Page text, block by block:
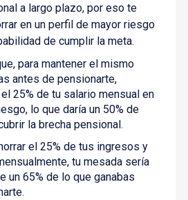
a largo plazo, por eso te
en un perfil de mayor riesgo
de cumplir la meta.
para mantener el mismo
antes de pensionarte,
25% de tu salario mensual en
lo que daría un 50% de
la brecha pensional.
el 25% de tus ingresos y
tu mesada sería
un 65% de lo que ganabas